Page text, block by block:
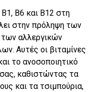
Β6 και Β12 στη
στην πρόληψη των
αλλεργικών
Αυτές οι βιταμίνες
το ανοσοποιητικό
καθιστώντας τα
και τα τσιμπούρια,